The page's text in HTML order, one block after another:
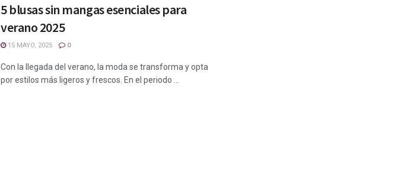
5 blusas sin mangas esenciales para
verano 2025
15 MAYO, 2025 0
Con la llegada del verano, la moda se transforma y opta
por estilos más ligeros y frescos. En el periodo ...